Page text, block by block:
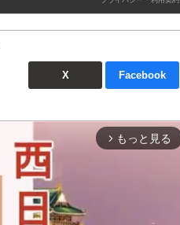
X Facebook
arrow_forward_ios もっと見る